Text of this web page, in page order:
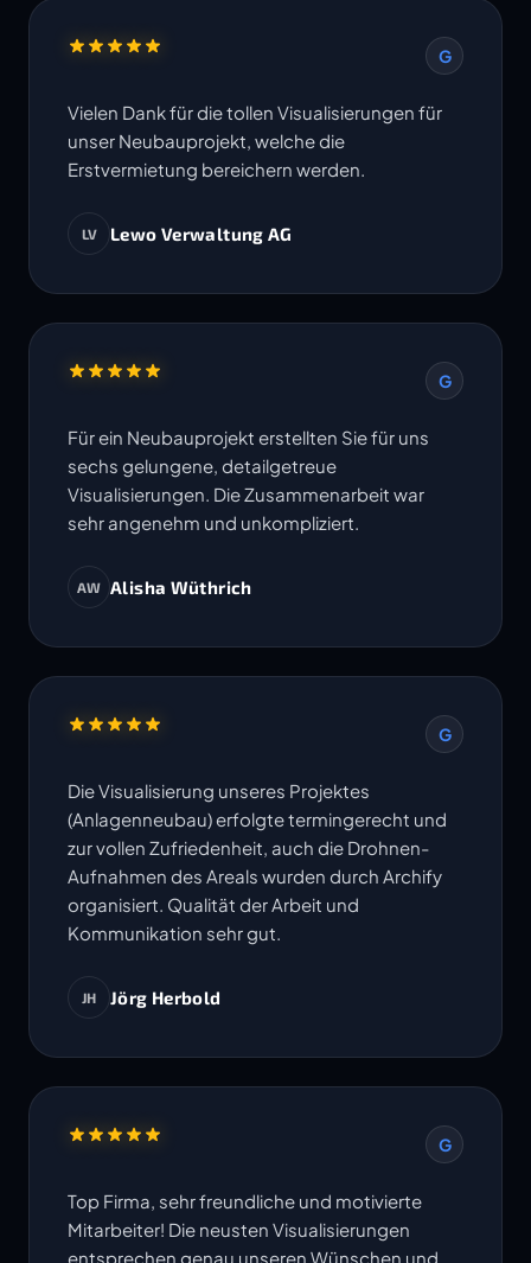
G
Vielen Dank für die tollen Visualisierungen für
unser Neubauprojekt, welche die
Erstvermietung bereichern werden.
LV Lewo Verwaltung AG
G
Für ein Neubauprojekt erstellten Sie für uns
sechs gelungene, detailgetreue
Visualisierungen. Die Zusammenarbeit war
sehr angenehm und unkompliziert.
AW Alisha Wüthrich
G
Die Visualisierung unseres Projektes
(Anlagenneubau) erfolgte termingerecht und
zur vollen Zufriedenheit, auch die Drohnen-
Aufnahmen des Areals wurden durch Archify
organisiert. Qualität der Arbeit und
Kommunikation sehr gut.
JH Jörg Herbold
G
Top Firma, sehr freundliche und motivierte
Mitarbeiter! Die neusten Visualisierungen
entsprechen genau unseren Wünschen und